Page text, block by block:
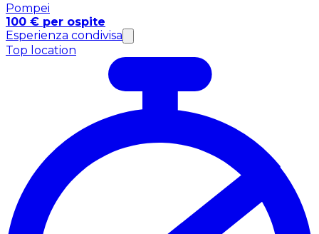
Pompei
100 € per ospite
Esperienza condivisa
Top location